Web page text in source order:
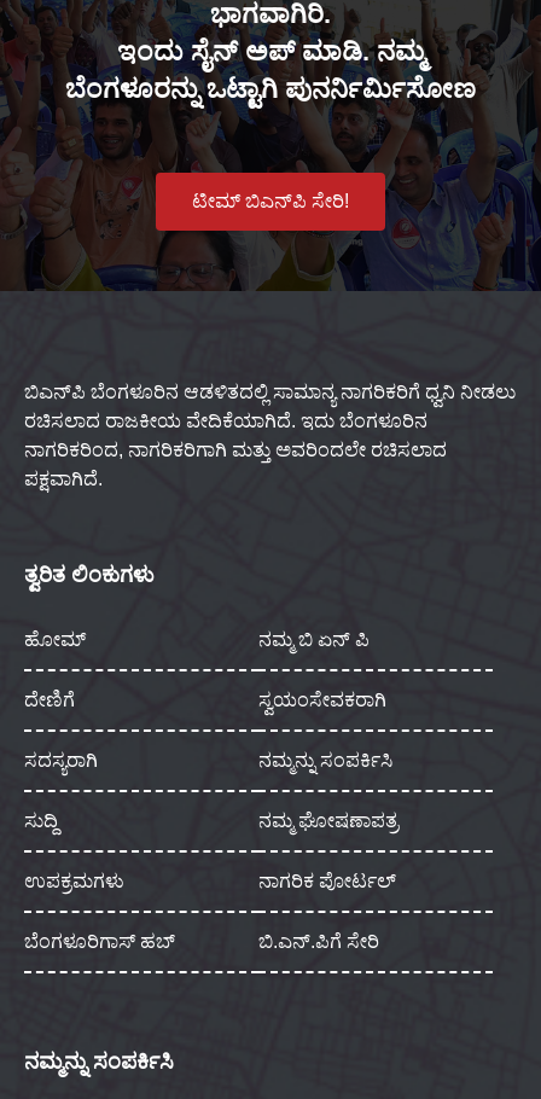
ಭಾಗವಾಗಿರಿ.
ಇಂದು ಸೈನ್ ಅಪ್ ಮಾಡಿ. ನಮ್ಮ
ಬೆಂಗಳೂರನ್ನು ಒಟ್ಟಾಗಿ ಪುನರ್ನಿರ್ಮಿಸೋಣ
ಟೀಮ್ ಬಿಎನ್‌ಪಿ ಸೇರಿ!
ಬಿಎನ್‌ಪಿ ಬೆಂಗಳೂರಿನ ಆಡಳಿತದಲ್ಲಿ ಸಾಮಾನ್ಯ ನಾಗರಿಕರಿಗೆ ಧ್ವನಿ ನೀಡಲು
ರಚಿಸಲಾದ ರಾಜಕೀಯ ವೇದಿಕೆಯಾಗಿದೆ. ಇದು ಬೆಂಗಳೂರಿನ
ನಾಗರಿಕರಿಂದ, ನಾಗರಿಕರಿಗಾಗಿ ಮತ್ತು ಅವರಿಂದಲೇ ರಚಿಸಲಾದ
ಪಕ್ಷವಾಗಿದೆ.
ತ್ವರಿತ ಲಿಂಕುಗಳು
ಹೋಮ್ ನಮ್ಮ ಬಿ ಏನ್ ಪಿ
ದೇಣಿಗೆ ಸ್ವಯಂಸೇವಕರಾಗಿ
ಸದಸ್ಯರಾಗಿ ನಮ್ಮನ್ನು ಸಂಪರ್ಕಿಸಿ
ಸುದ್ದಿ ನಮ್ಮ ಘೋಷಣಾಪತ್ರ
ಉಪಕ್ರಮಗಳು ನಾಗರಿಕ ಪೋರ್ಟಲ್
ಬೆಂಗಳೂರಿಗಾಸ್ ಹಬ್ ಬಿ.ಎನ್.ಪಿಗೆ ಸೇರಿ
ನಮ್ಮನ್ನು ಸಂಪರ್ಕಿಸಿ